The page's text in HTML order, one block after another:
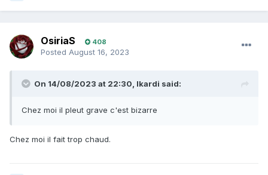
OsiriaS 408
Posted August 16, 2023
On 14/08/2023 at 22:30, Ikardi said:
Chez moi il pleut grave c'est bizarre
Chez moi il fait trop chaud.